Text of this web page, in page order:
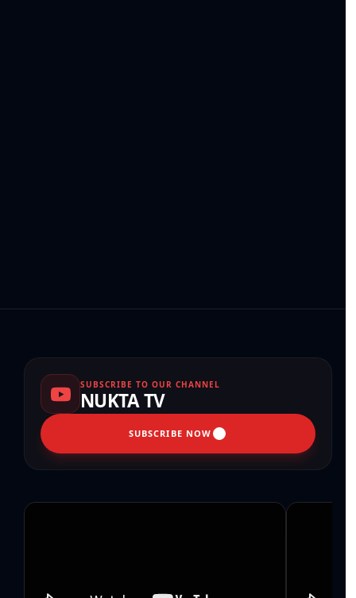
SUBSCRIBE TO OUR CHANNEL
NUKTA TV
SUBSCRIBE NOW